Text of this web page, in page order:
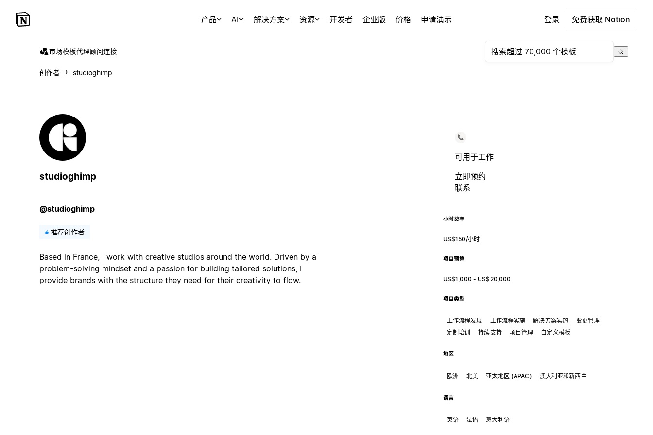
产品 AI 解决方案 资源 开发者 企业版 价格 申请演示 登录 免费获取 Notion
市场模板代理顾问连接
创作者 studioghimp
studioghimp
@studioghimp
推荐创作者
Based in France, I work with creative studios around the world. Driven by a
problem-solving mindset and a passion for building tailored solutions, I
provide brands with the structure they need for their creativity to flow.
可用于工作
立即预约
联系
小时费率
US$150/小时
项目预算
US$1,000 - US$20,000
项目类型
工作流程发现 工作流程实施 解决方案实施
变更管理
定制培训
持续支持 项目管理 自定义模板
地区
欧洲 北美 亚太地区 (APAC) 澳大利亚和新西兰
语言
英语 法语 意大利语